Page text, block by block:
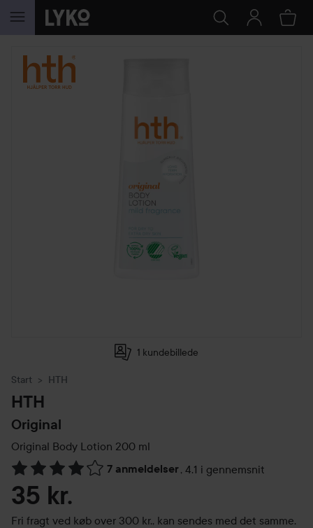
GÅ TIL INDHOLD
1 kundebillede
Start HTH
HTH
Original
Original Body Lotion 200 ml
7 anmeldelser, 4.1 i gennemsnit
Gå til Anmeldelser & kommentarer
35 kr.
Fri fragt ved køb over 300 kr., kan sendes med det samme.